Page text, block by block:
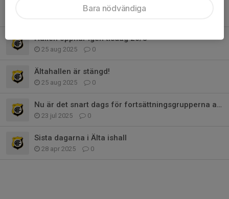
Skridskoskolan HT 2025/VT 2026
Hallen öppnar igen tisdag 26/8
25 aug 2025 0
Ältahallen är stängd!
25 aug 2025 0
Nu är det snart dags för fortsättningsgrupperna att anmäla sig.
23 jul 2025 0
Sista dagarna i Älta ishall
28 apr 2025 0
Bara nödvändiga